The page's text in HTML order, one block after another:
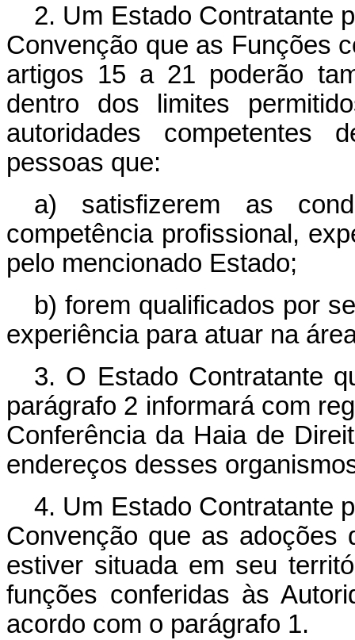
2. Um Estado Contratante
Convenção que as Funções
artigos 15 a 21 poderão
dentro dos limites
autoridades competentes
pessoas que:
a) satisfizerem as
competência profissional,
pelo mencionado Estado;
b) forem qualificados por
experiência para atuar na
3. O Estado Contratante
parágrafo 2 informará com
Conferência da Haia de
endereços desses
4. Um Estado Contratante
Convenção que as adoções
estiver situada em seu
funções conferidas às
acordo com o parágrafo 1.